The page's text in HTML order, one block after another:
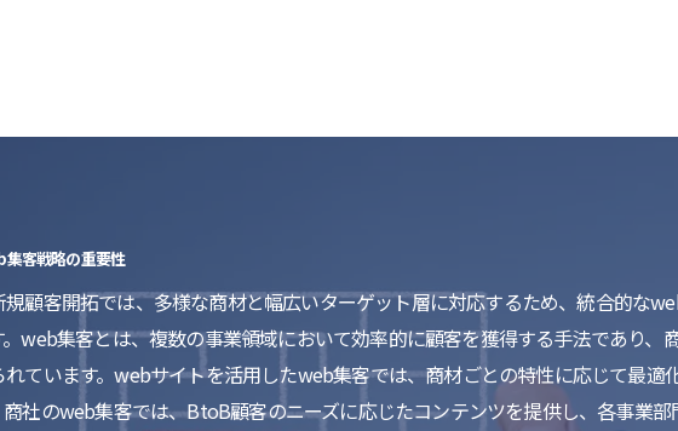
客戦略の重要性
顧客開拓では、多様な商材と幅広いターゲット層に対応するため、統合的な
。web集客とは、複数の事業領域において効率的に顧客を獲得する手法であり
れています。webサイトを活用したweb集客では、商材ごとの特性に応じて最
商社のweb集客では、BtoB顧客のニーズに応じたコンテンツを提供し、各事業